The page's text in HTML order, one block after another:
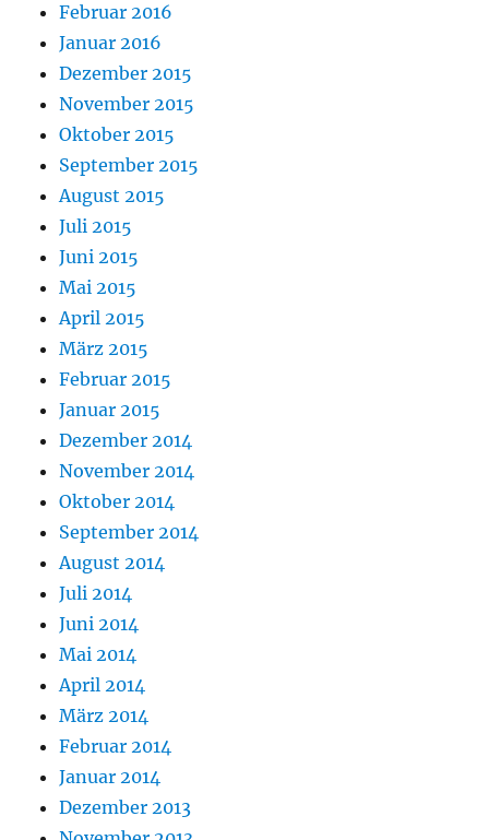
Februar 2016
Januar 2016
Dezember 2015
November 2015
Oktober 2015
September 2015
August 2015
Juli 2015
Juni 2015
Mai 2015
April 2015
März 2015
Februar 2015
Januar 2015
Dezember 2014
November 2014
Oktober 2014
September 2014
August 2014
Juli 2014
Juni 2014
Mai 2014
April 2014
März 2014
Februar 2014
Januar 2014
Dezember 2013